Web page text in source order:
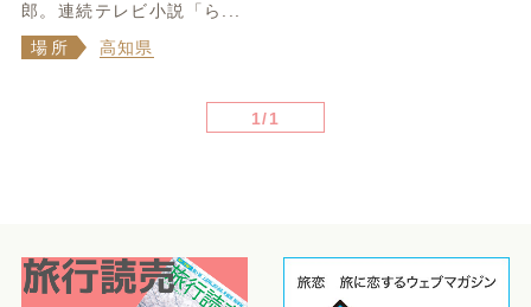
郎。連続テレビ小説「ら...
場所
高知県
1/1